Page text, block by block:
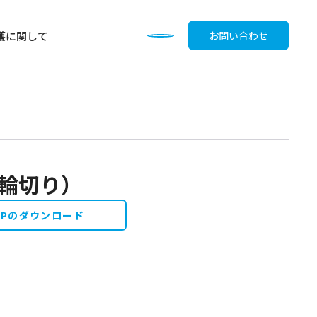
お問い合わせ
に関して
味料り）
のダウンロード